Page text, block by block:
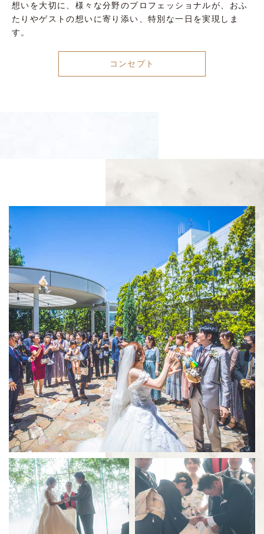
想いを大切に、様々な分野のプロフェッショナルが、おふ
たりやゲストの想いに寄り添い、特別な一日を実現しま
す。
コンセプト